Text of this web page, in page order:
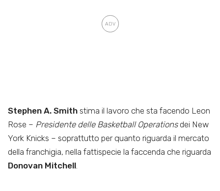
Stephen A. Smith stima il lavoro che sta facendo Leon
Rose – Presidente delle Basketball Operationsdei New
York Knicks – soprattutto per quanto riguarda il mercato
della franchigia, nella fattispecie la faccenda che riguarda
Donovan Mitchell